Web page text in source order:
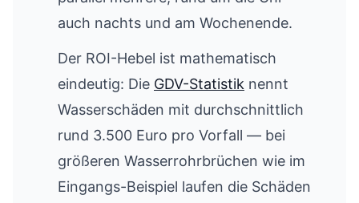
auch nachts und am Wochenende.
Der ROI-Hebel ist mathematisch
eindeutig: Die GDV-Statistik nennt
Wasserschäden mit durchschnittlich
rund 3.500 Euro pro Vorfall — bei
größeren Wasserrohrbrüchen wie im
Eingangs-Beispiel laufen die Schäden